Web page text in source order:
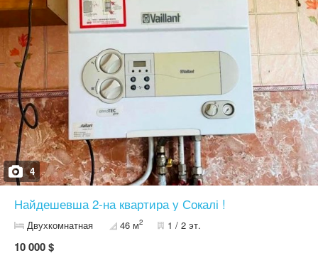
4
Найдешевша 2-на квартира у Сокалі !
Двухкомнатная 46 м2 1 / 2 эт.
10 000 $